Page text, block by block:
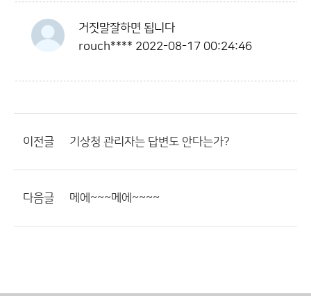
거짓말잘하면 됩니다
rouch**** 2022-08-17 00:24:46
이전글 기상청 관리자는 답변도 안다는가?
다음글 메에~~~메에~~~~